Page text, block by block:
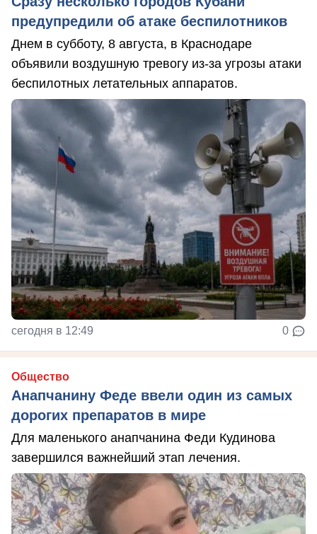
предупредили об атаке беспилотников
Днем в субботу, 8 августа, в Краснодаре
объявили воздушную тревогу из-за угрозы атаки
беспилотных летательных аппаратов.
сегодня в 12:49 0
Общество
Анапчанину Феде ввели один из самых
дорогих препаратов в мире
Для маленького анапчанина Феди Кудинова
завершился важнейший этап лечения.